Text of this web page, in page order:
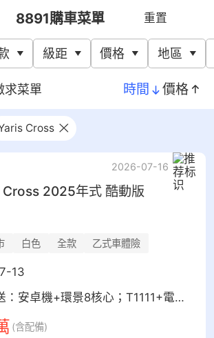
8891購車菜單 重置
級距 價格 地區
求菜單 時間 價格
Cross
2026-07-16
Cross 2025年式 酷動版
白色 全款 乙式車體險
13
業代贈送：安卓機+環景8核心；T1111+電子後視鏡(分離式鏡頭)隔熱紙全車；前雷達
(含配備)